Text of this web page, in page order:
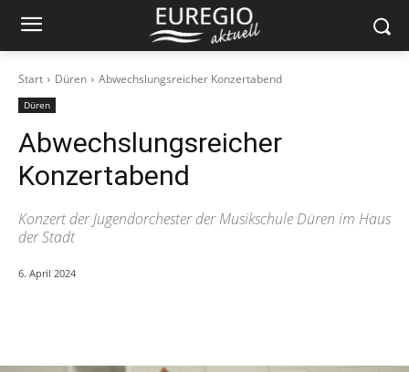
Start Düren Abwechslungsreicher Konzertabend
Düren
Abwechslungsreicher
Konzertabend
Konzert der Jugendorchester der Musikschule Düren im Haus
der Stadt
6. April 2024